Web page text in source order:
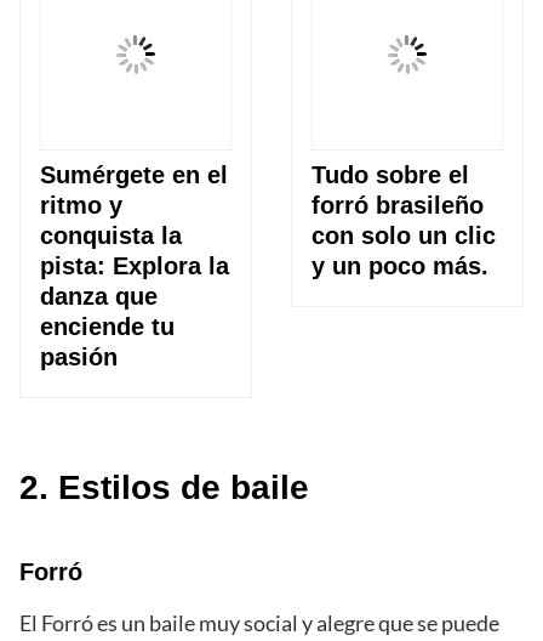
Sumérgete en el
ritmo y
conquista la
pista: Explora la
danza que
enciende tu
pasión
Tudo sobre el
forró brasileño
con solo un clic
y un poco más.
2. Estilos de baile
Forró
El Forró es un baile muy social y alegre que se puede